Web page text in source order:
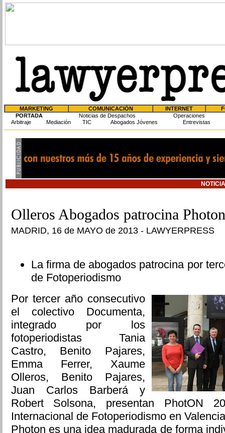
MARKETING COMUNICACIÓN INTERNET
PORTADA
Noticias de Despachos
Operaciones
Arbitraje
Mediación TIC Abogados Jóvenes Entrevistas
Olleros Abogados patrocina
MADRID, 16 de MAYO de 2013 - LAWYERPRESS
La firma de abogados patrocina por
de Fotoperiodismo
Por tercer año consecutivo
el colectivo Documenta,
integrado por los
fotoperiodistas Tania
Castro, Benito Pajares,
Emma Ferrer, Xaume
Olleros, Benito Pajares,
Juan Carlos Barberá y
Robert Solsona, presentan PhotON
Internacional de Fotoperiodismo en
Photon es una idea madurada de forma